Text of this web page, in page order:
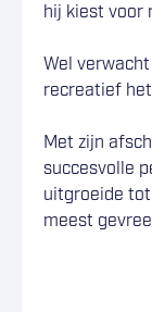
hij kiest voor
Wel
recreatief het
Met zijn
succesvolle
uitgroeide
meest